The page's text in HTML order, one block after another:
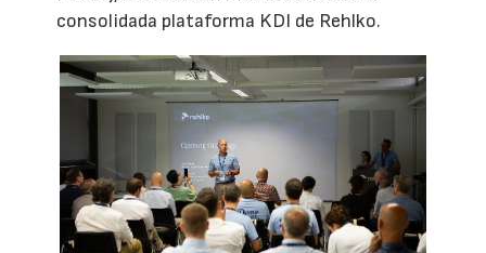
consolidada plataforma KDI de Rehlko.